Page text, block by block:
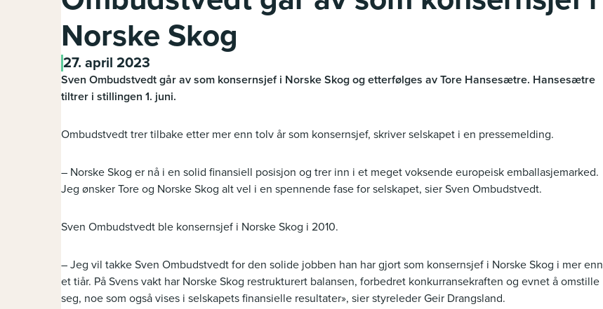
Norske Skog
27. april 2023
Sven Ombudstvedt går av som konsernsjef i Norske Skog og etterfølges av Tore Hansesætre. Hansesætre
tiltrer i stillingen 1. juni.
Ombudstvedt trer tilbake etter mer enn tolv år som konsernsjef, skriver selskapet i en pressemelding.
– Norske Skog er nå i en solid finansiell posisjon og trer inn i et meget voksende europeisk emballasjemarked.
Jeg ønsker Tore og Norske Skog alt vel i en spennende fase for selskapet, sier Sven Ombudstvedt.
Sven Ombudstvedt ble konsernsjef i Norske Skog i 2010.
– Jeg vil takke Sven Ombudstvedt for den solide jobben han har gjort som konsernsjef i Norske Skog i mer enn
et tiår. På Svens vakt har Norske Skog restrukturert balansen, forbedret konkurransekraften og evnet å omstille
seg, noe som også vises i selskapets finansielle resultater», sier styreleder Geir Drangsland.